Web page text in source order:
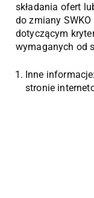
składania ofert
do zmiany
dotyczącym
wymaganych od
Inne
stronie